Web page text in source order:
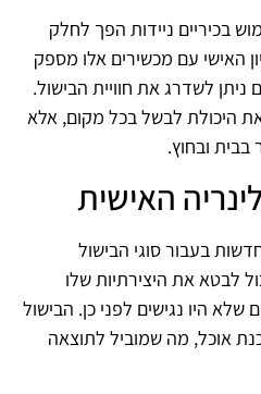
בכיריים ניידות הפך לחלק
האישי עם מכשירים אלו מספק
לשדרג את חוויית הבישול.
את היכולת לבשל בכל מקום, אלא
ובחוץ.
האישית
בעבור סוגי הבישול
לבטא את היצירתיות שלו
היו נגישים לפני כן. הבישול
אוכל, מה שמוביל לתוצאה